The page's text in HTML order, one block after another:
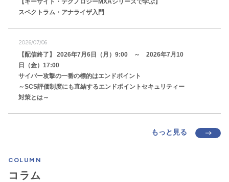
【キーサイト・テクノロジーMXAシリーズで学ぶ】
スペクトラム・アナライザ入門
2026/07/06
【配信終了】 2026年7月6日（月）9:00 ～ 2026年7月10
日（金）17:00
サイバー攻撃の一番の標的はエンドポイント
～SCS評価制度にも直結するエンドポイントセキュリティー
対策とは～
もっと見る
COLUMN
コラム